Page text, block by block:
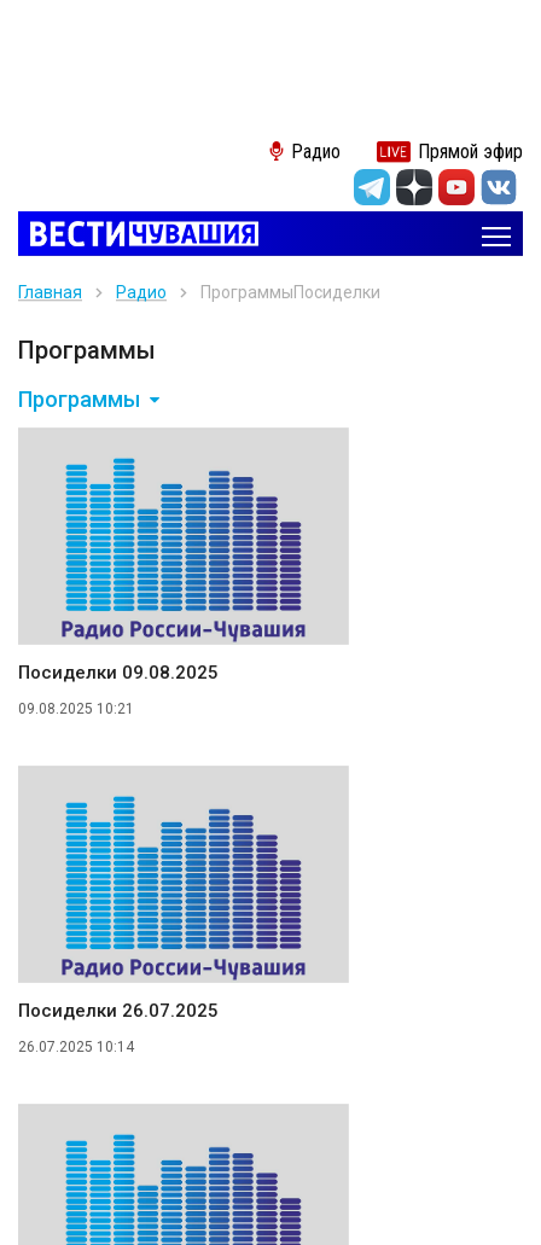
Радио Прямой эфир
Главная Радио ПрограммыПосиделки
Программы
Программы
Посиделки 09.08.2025
09.08.2025 10:21
Посиделки 26.07.2025
26.07.2025 10:14